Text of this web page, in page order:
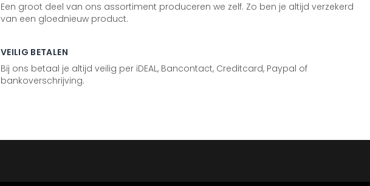
Een groot deel van ons assortiment produceren we zelf. Zo ben je altijd verzekerd
van een gloednieuw product.
VEILIG BETALEN
Bij ons betaal je altijd veilig per iDEAL, Bancontact, Creditcard, Paypal of
bankoverschrijving.